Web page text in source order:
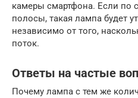
камеры смартфона. Если по
полосы, такая лампа будет
независимо от того,
поток.
Ответы на частые
Почему лампа с тем же